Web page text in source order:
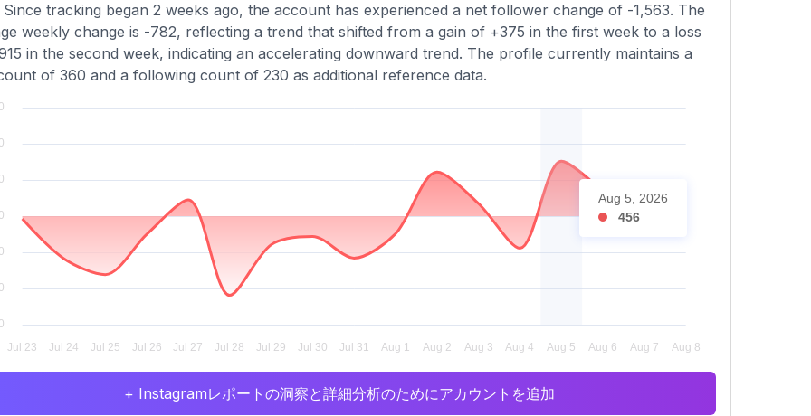
Since tracking began 2 weeks ago, the account has experienced a net follower change of -1,563. The
weekly change is -782, reflecting a trend that shifted from a gain of +375 in the first week to a loss
in the second week, indicating an accelerating downward trend. The profile currently maintains a
of 360 and a following count of 230 as additional reference data.
Aug 5, 2026
456
+ Instagramレポートの洞察と詳細分析のためにアカウントを追加